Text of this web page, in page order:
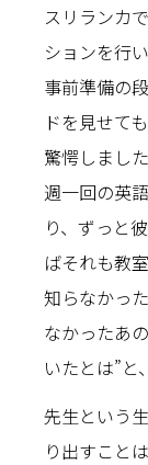
スリランカ
ションを行
事前準備の
ドを見せて
驚愕しまし
週一回の英
り、ずっと
ばそれも教
知らなかっ
なかったあ
いたとは”と
先生という
り出すこと